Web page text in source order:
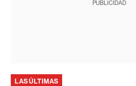
PUBLICIDAD
LAS ÚLTIMAS